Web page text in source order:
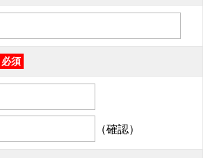
必須
（確認）